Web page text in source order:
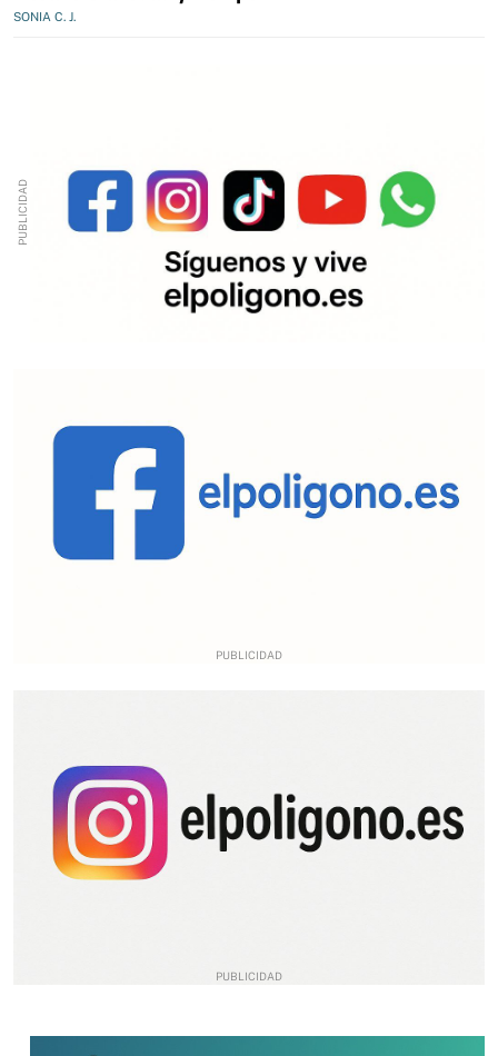
SONIA C. J.